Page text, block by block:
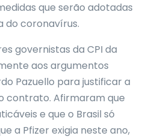
que serão adotadas
do coronavírus.
governistas da CPI da
aos argumentos
Pazuello para justificar a
contrato. Afirmaram que
e que o Brasil só
a Pfizer exigia neste ano,